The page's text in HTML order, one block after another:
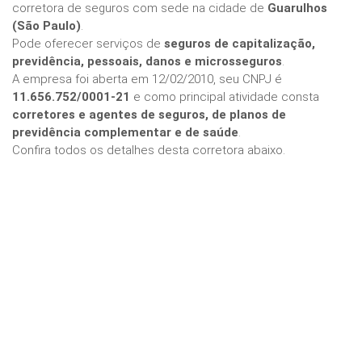
corretora de seguros com sede na cidade de Guarulhos
(São Paulo).
Pode oferecer serviços de seguros de capitalização,
previdência, pessoais, danos e microsseguros.
A empresa foi aberta em 12/02/2010, seu CNPJ é
11.656.752/0001-21 e como principal atividade consta
corretores e agentes de seguros, de planos de
previdência complementar e de saúde.
Confira todos os detalhes desta corretora abaixo.